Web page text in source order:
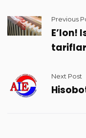
Previous
E’lon!
Next Post